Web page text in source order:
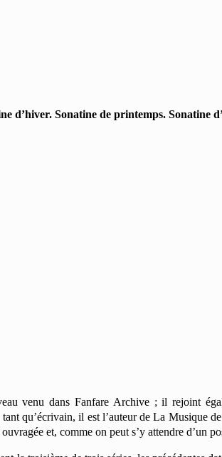
d’hiver. Sonatine de printemps. Sonatine
venu dans Fanfare Archive ; il rejoint
qu’écrivain, il est l’auteur de La Musique
et, comme on peut s’y attendre d’un